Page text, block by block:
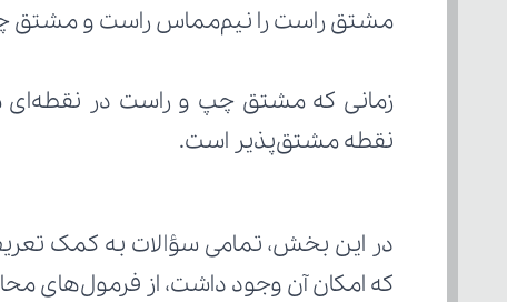
مشتق راست را نیم‌مماس راست و مشتق
نقطه مشتق‌پذیر است.
که امکان آن وجود داشت، از فرمول‌های